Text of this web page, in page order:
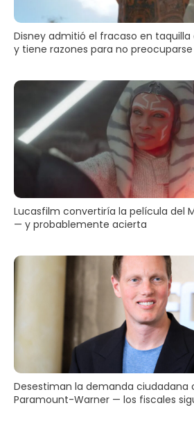
Disney admitió el fracaso en
y tiene razones para no preocuparse
Lucasfilm convertiría la película del
— y probablemente acierta
Desestiman la demanda ciudadana
Paramount-Warner — los fiscales